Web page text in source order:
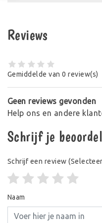
Reviews
Gemiddelde van 0 review(s)
Geen reviews gevonden
Help ons en andere
Schrijf je
Schrijf een review
Naam